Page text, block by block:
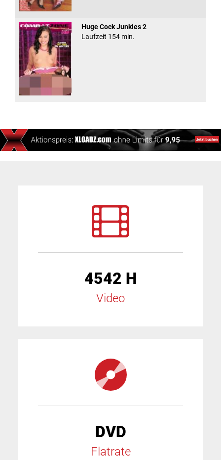
Huge Cock Junkies 2
Laufzeit 154 min.
4542 H
Video
DVD
Flatrate